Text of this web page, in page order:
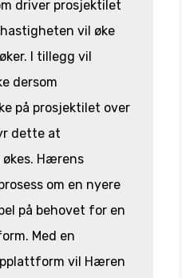
driver prosjektilet
vil øke
I tillegg vil
dersom
på prosjektilet over
dette at
Hærens
om en nyere
på behovet for en
Med en
vil Hæren